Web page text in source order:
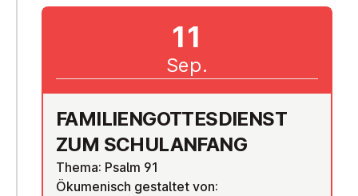
FA­MI­LI­EN­GOT­TES­DIENST
ZUM SCHUL­AN­FANG
Thema: Psalm 91
Ökumenisch gestaltet von:
11
Sep.